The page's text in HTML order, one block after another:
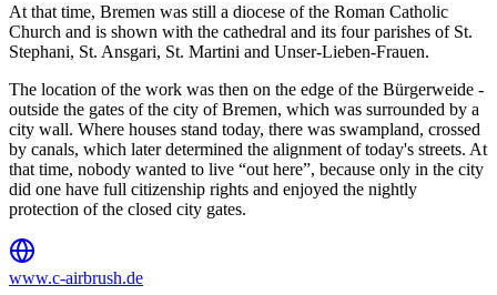
At that time, Bremen was still a diocese of the Roman Catholic
Church and is shown with the cathedral and its four parishes of St.
Stephani, St. Ansgari, St. Martini and Unser-Lieben-Frauen.
The location of the work was then on the edge of the Bürgerweide -
outside the gates of the city of Bremen, which was surrounded by a
city wall. Where houses stand today, there was swampland, crossed
by canals, which later determined the alignment of today's streets. At
that time, nobody wanted to live “out here”, because only in the city
did one have full citizenship rights and enjoyed the nightly
protection of the closed city gates.
www.c-airbrush.de